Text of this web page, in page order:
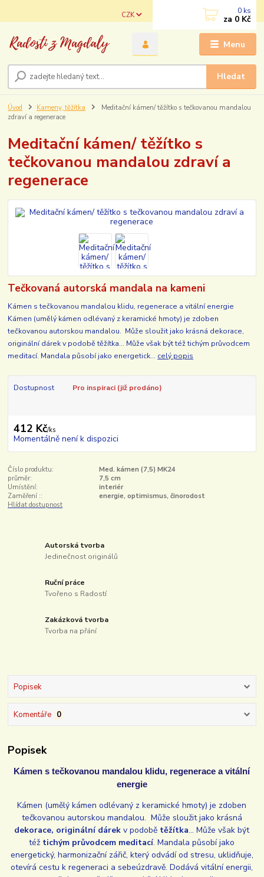
Menu
CZK
Hledat
0 ks
za 0 Kč
Úvod Kameny, těžítka
Meditační kámen/ těžítko s tečkovanou mandalou
zdraví a regenerace
Meditační kámen/ těžítko s
tečkovanou mandalou zdraví a
regenerace
Tečkovaná autorská mandala na kameni
Kámen s tečkovanou mandalou klidu, regenerace a vitální energie
Kámen (umělý kámen odlévaný z keramické hmoty) je zdoben
tečkovanou autorskou mandalou. Může sloužit jako krásná dekorace,
originální dárek v podobě těžítka... Může však být též tichým průvodcem
meditací. Mandala působí jako energetick... celý popis
Dostupnost Pro inspiraci (již prodáno)
412 Kč/ks
Momentálně není k dispozici
Číslo produktu:
Med. kámen (7,5) MK24
průměr:
7,5 cm
Umístění:
interiér
Zaměření ::
energie, optimismus, činorodost
Hlídat dostupnost
Autorská tvorba
Jedinečnost originálů
Ruční práce
Tvořeno s Radostí
Zakázková tvorba
Tvorba na přání
Popisek
Komentáře 0
Popisek
Kámen s tečkovanou mandalou klidu, regenerace a vitální
energie
Kámen (umělý kámen odlévaný z keramické hmoty) je zdoben
tečkovanou autorskou mandalou. Může sloužit jako krásná
dekorace, originální dárek v podobě těžítka... Může však být
též tichým průvodcem meditací. Mandala působí jako
energetický, harmonizační zářič, který odvádí od stresu, uklidňuje,
otevírá cestu k regeneraci a sebeúzdravě. Dodává vitální energii,